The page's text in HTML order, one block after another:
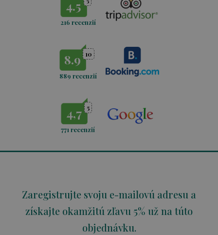
4.5
216 recenzií
8.9 10
889 recenzií
4,7 5
771 recenzií
Zaregistrujte svoju e-mailovú adresu a
získajte okamžitú zľavu 5% už na túto
objednávku.